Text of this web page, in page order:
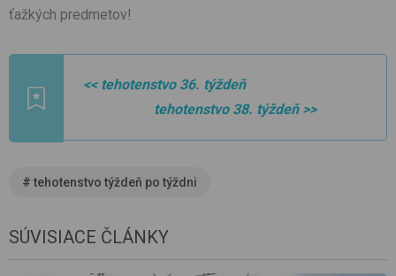
ťažkých predmetov!
<< tehotenstvo 36. týždeň
tehotenstvo 38. týždeň >>
# tehotenstvo týždeň po týždni
SÚVISIACE ČLÁNKY